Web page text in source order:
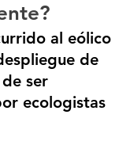
al eólico
de
ser
ecologistas